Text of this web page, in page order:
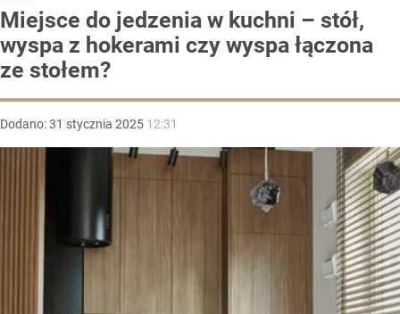
Miejsce do jedzenia w kuchni – stół,
wyspa z hokerami czy wyspa łączona
ze stołem?
Dodano:31 stycznia 2025 12:31